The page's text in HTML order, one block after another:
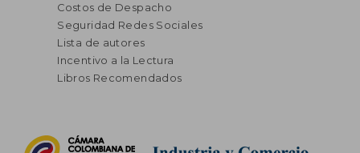
Costos de Despacho
Seguridad Redes Sociales
Lista de autores
Incentivo a la Lectura
Libros Recomendados